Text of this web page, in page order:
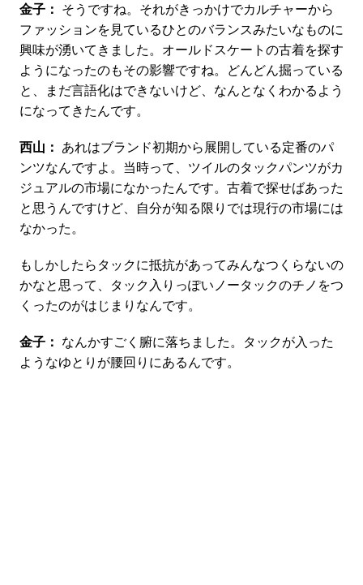
金子： そうですね。それがきっかけでカルチャーから
ファッションを見ているひとのバランスみたいなものに
興味が湧いてきました。オールドスケートの古着を探す
ようになったのもその影響ですね。どんどん掘っている
と、まだ言語化はできないけど、なんとなくわかるよう
になってきたんです。
西山： あれはブランド初期から展開している定番のパ
ンツなんですよ。当時って、ツイルのタックパンツがカ
ジュアルの市場になかったんです。古着で探せばあった
と思うんですけど、自分が知る限りでは現行の市場には
なかった。
もしかしたらタックに抵抗があってみんなつくらないの
かなと思って、タック入りっぽいノータックのチノをつ
くったのがはじまりなんです。
金子： なんかすごく腑に落ちました。タックが入った
ようなゆとりが腰回りにあるんです。